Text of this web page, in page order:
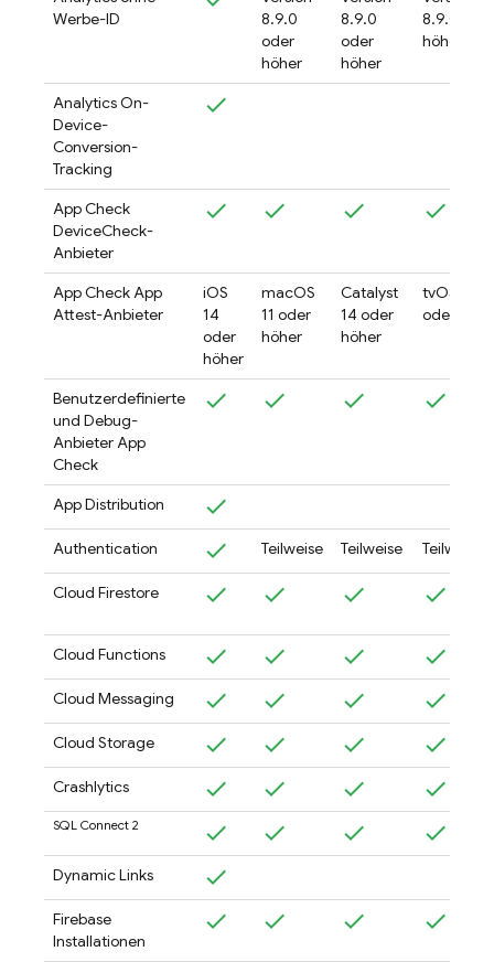
Werbe-ID
8.9.0
oder
höher
8.9.0
oder
höher
8.9.0 oder
höher
AnalyticsOn-
Device-
Conversion-
Tracking
App Check
DeviceCheck-
Anbieter
App CheckApp
Attest-Anbieter
iOS
14
oder
höher
macOS
11 oder
höher
Catalyst
14 oder
höher
tvOS 15
oder
Benutzerdefinierte
und Debug-
AnbieterApp
Check
App Distribution
Authentication Teilweise Teilweise Teilweise
Cloud Firestore
Cloud Functions
Cloud Messaging
Cloud Storage
Crashlytics
SQL Connect 2
Dynamic Links
Firebase
Installationen